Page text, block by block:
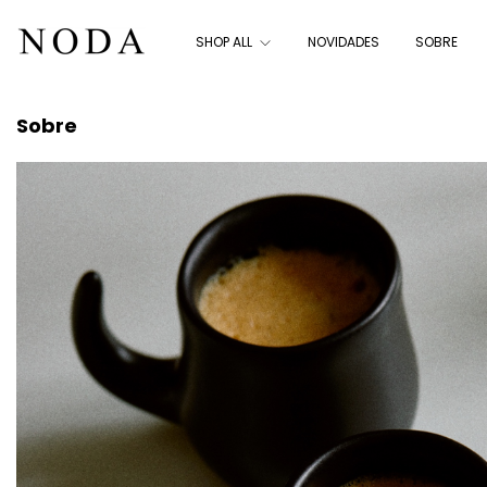
SHOP ALL NOVIDADES SOBRE
Sobre